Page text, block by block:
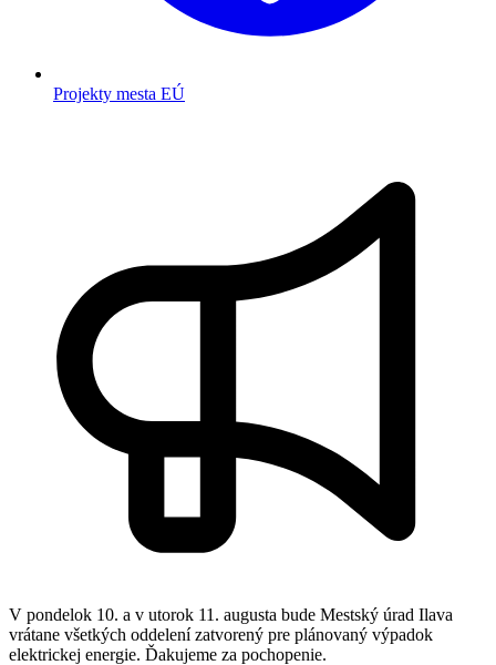
Projekty mesta EÚ
V pondelok 10. a v utorok 11. augusta bude Mestský úrad Ilava
vrátane všetkých oddelení zatvorený pre plánovaný výpadok
elektrickej energie. Ďakujeme za pochopenie.